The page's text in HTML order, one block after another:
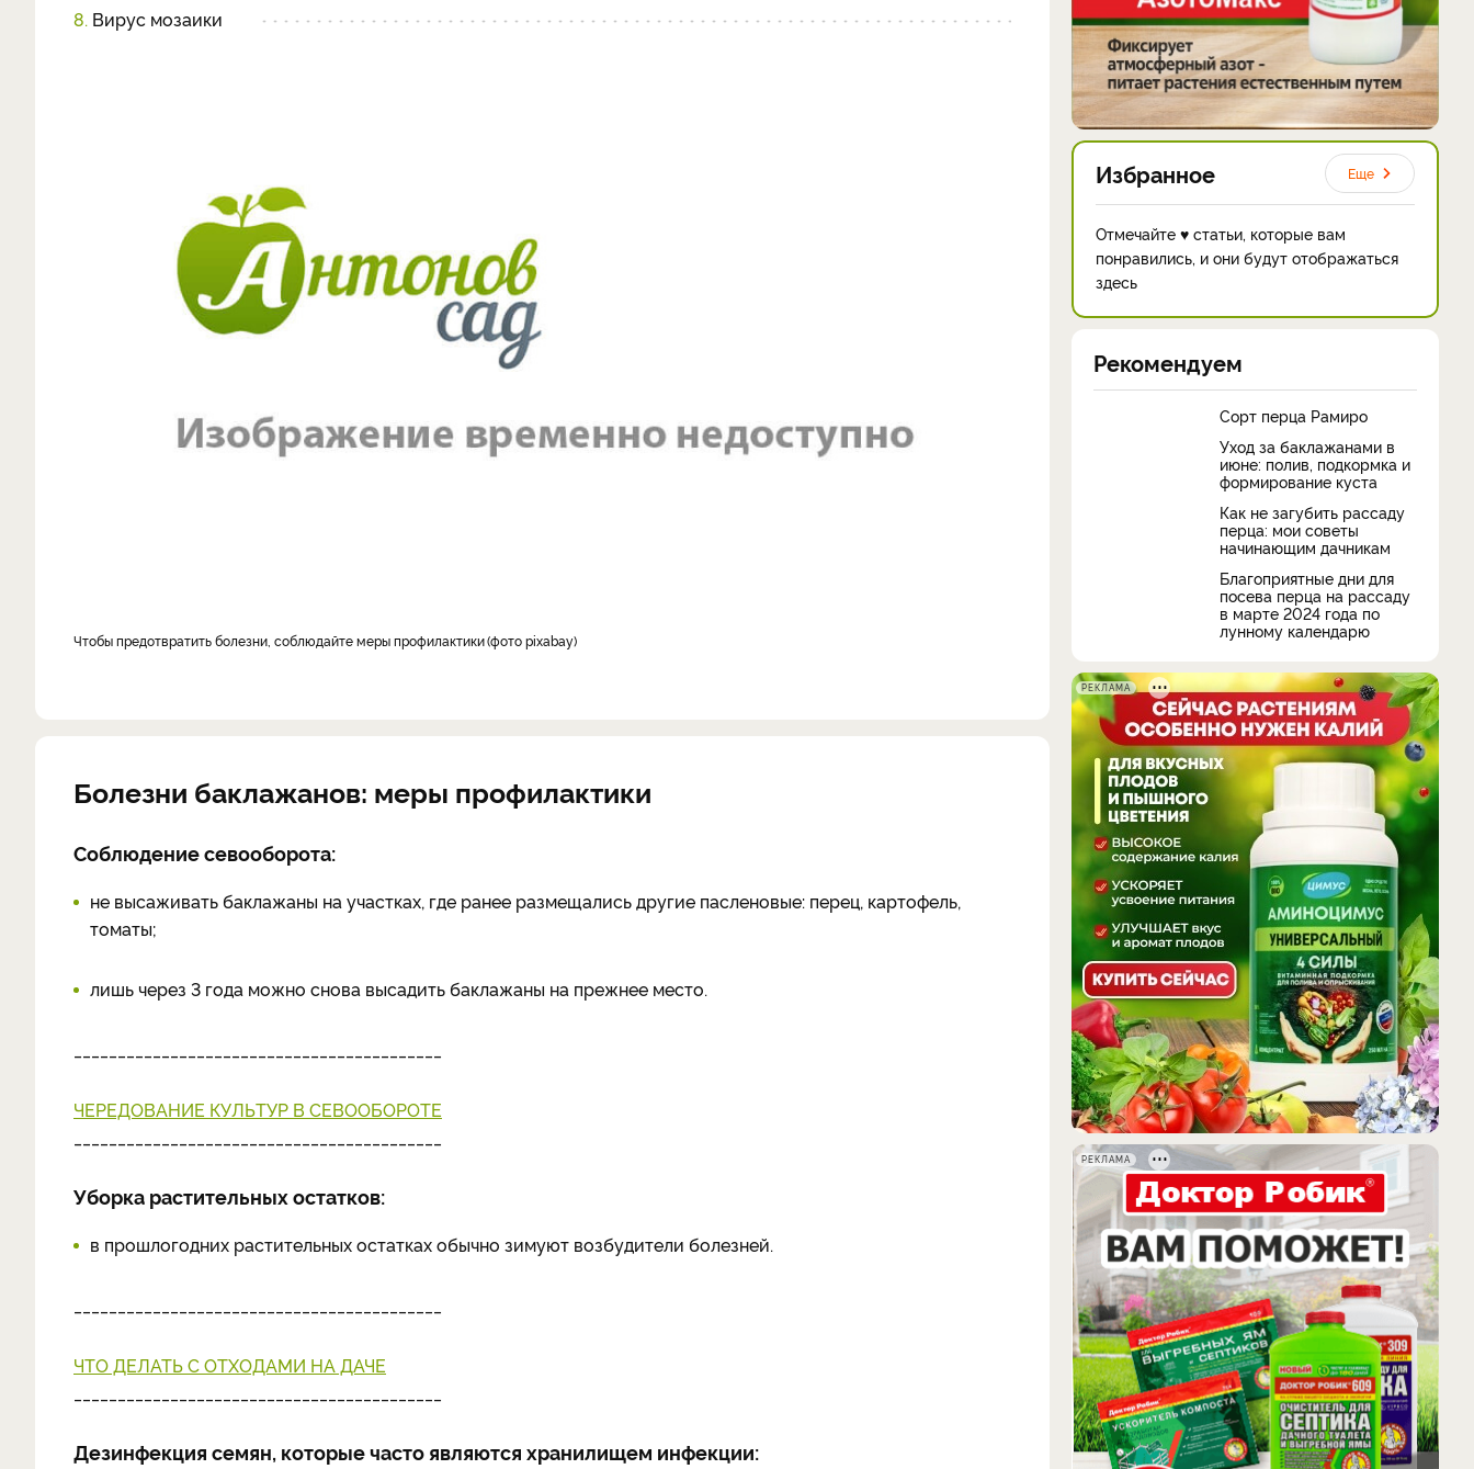
8. Вирус мозаики
Чтобы предотвратить болезни, соблюдайте меры профилактики фото pixabay
Болезни баклажанов: меры профилактики
Соблюдение севооборота:
не высаживать баклажаны на участках, где ранее размещались другие пасленовые: перец, картофель,
томаты;
лишь через 3 года можно снова высадить баклажаны на прежнее место.
ЧЕРЕДОВАНИЕ КУЛЬТУР В СЕВООБОРОТЕ
Уборка растительных остатков:
в прошлогодних растительных остатках обычно зимуют возбудители болезней.
ЧТО ДЕЛАТЬ С ОТХОДАМИ НА ДАЧЕ
Дезинфекция семян, которые часто являются хранилищем инфекции:
Избранное Еще
Отмечайте ♥ статьи, которые вам
понравились, и они будут отображаться
здесь
Рекомендуем
Сорт перца Рамиро
Уход за баклажанами в
июне: полив, подкормка и
формирование куста
Как не загубить рассаду
перца: мои советы
начинающим дачникам
Благоприятные дни для
посева перца на рассаду
в марте 2024 года по
лунному календарю
РЕКЛАМА
РЕКЛАМА